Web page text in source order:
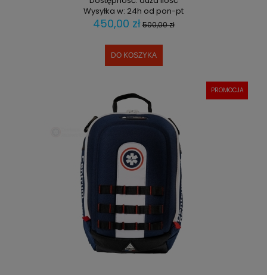
Wysyłka w: 24h od pon-pt
450,00 zł500,00 zł
DO KOSZYKA
PROMOCJA